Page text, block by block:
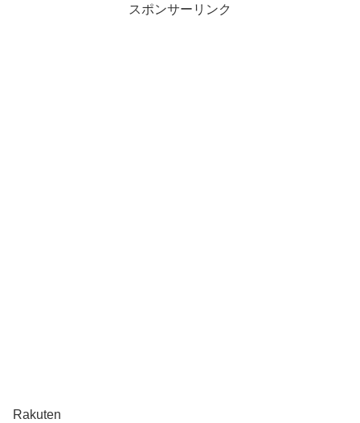
スポンサーリンク
Rakuten